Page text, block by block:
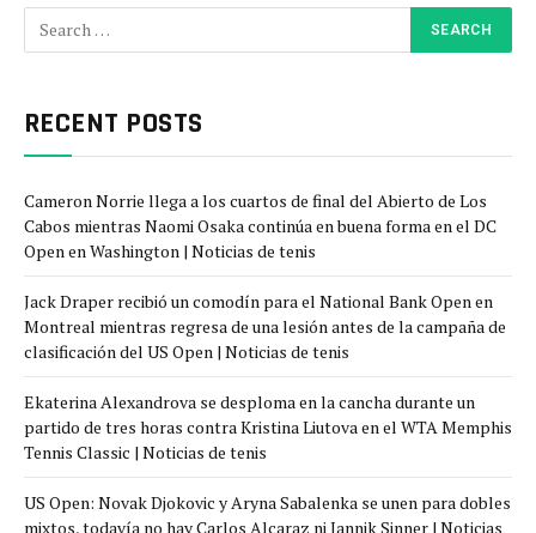
RECENT POSTS
Cameron Norrie llega a los cuartos de final del Abierto de Los
Cabos mientras Naomi Osaka continúa en buena forma en el DC
Open en Washington | Noticias de tenis
Jack Draper recibió un comodín para el National Bank Open en
Montreal mientras regresa de una lesión antes de la campaña de
clasificación del US Open | Noticias de tenis
Ekaterina Alexandrova se desploma en la cancha durante un
partido de tres horas contra Kristina Liutova en el WTA Memphis
Tennis Classic | Noticias de tenis
US Open: Novak Djokovic y Aryna Sabalenka se unen para dobles
mixtos, todavía no hay Carlos Alcaraz ni Jannik Sinner | Noticias